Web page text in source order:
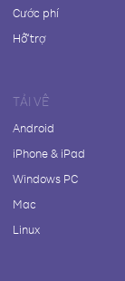
Cước phí
Hỗ trợ
TẢI VỀ
Android
iPhone & iPad
Windows PC
Mac
Linux